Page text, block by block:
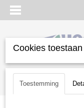
Inloggen Registreren
Cookies
Toestemming